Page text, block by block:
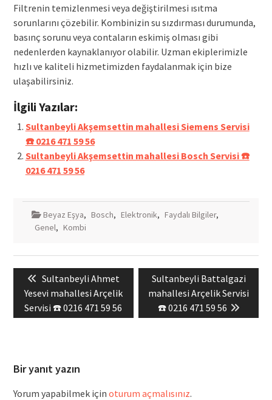
Filtrenin temizlenmesi veya değiştirilmesi ısıtma
sorunlarını çözebilir. Kombinizin su sızdırması durumunda,
basınç sorunu veya contaların eskimiş olması gibi
nedenlerden kaynaklanıyor olabilir. Uzman ekiplerimizle
hızlı ve kaliteli hizmetimizden faydalanmak için bize
ulaşabilirsiniz.
İlgili Yazılar:
Sultanbeyli Akşemsettin mahallesi Siemens Servisi
☎️ 0216 471 59 56
Sultanbeyli Akşemsettin mahallesi Bosch Servisi ☎️
0216 471 59 56
Beyaz Eşya, Bosch, Elektronik, Faydalı Bilgiler,
Genel, Kombi
gezinmesi
Previous
post:
Sultanbeyli Ahmet
Yesevi mahallesi Arçelik
Servisi ☎️ 0216 471 59 56
Next
post:
Sultanbeyli Battalgazi
mahallesi Arçelik Servisi
☎️ 0216 471 59 56
Bir yanıt yazın
Yorum yapabilmek için oturum açmalısınız.